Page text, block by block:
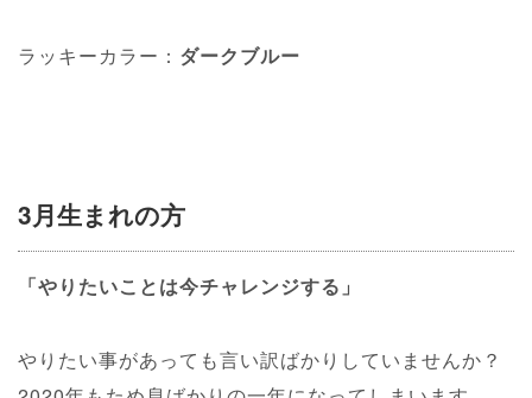
ラッキーカラー： ダークブルー
3月生まれの方
「やりたいことは今チャレンジする」
やりたい事があっても言い訳ばかりしていませんか？